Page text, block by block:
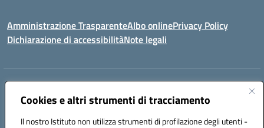
Cookies e altri strumenti di tracciamento
Il nostro Istituto non utilizza strumenti di profilazione degli utenti -
Amministrazione TrasparenteAlbo onlinePrivacy Policy
Dichiarazione di accessibilitàNote legali
Centralino:
Posta elettronica certificata (PEC):tpis02200a@pec.istruzione.it
Codice fiscale: 93066580817